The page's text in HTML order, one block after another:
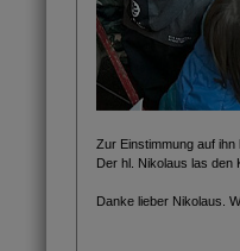
Zur Einstimmung auf
Der hl. Nikolaus las den
Danke lieber Nikolaus.